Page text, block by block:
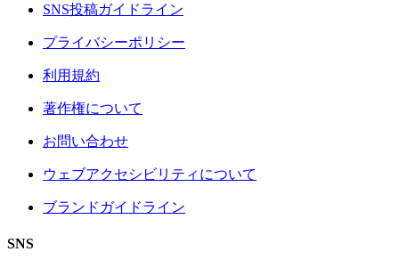
SNS投稿ガイドライン
プライバシーポリシー
利用規約
著作権について
お問い合わせ
ウェブアクセシビリティについて
ブランドガイドライン
SNS